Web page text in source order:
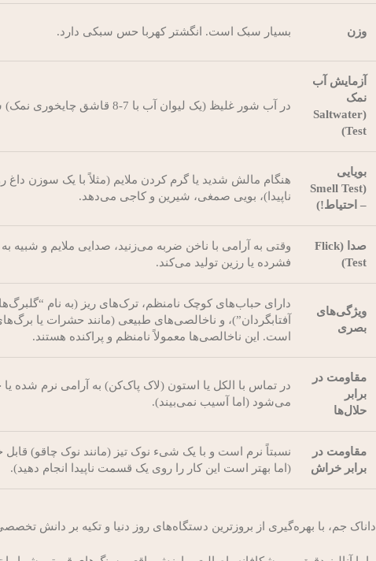
وزن بسیار سبک است. انگشتر کهربا حس سبکی دارد.
آزمایش آب
نمک
(Saltwater
Test)
در آب شور غلیظ (یک لیوان آب با 7-8 قاشق چایخوری نمک) شناور می‌ماند.
بویایی
(Smell Test
– احتیاط!)
هنگام مالش شدید یا گرم کردن ملایم (مثلاً با یک سوزن
ناپیدا)، بویی صمغی، شیرین و کاجی می‌دهد.
صدا (Flick
Test)
وقتی به آرامی با ناخن ضربه می‌زنید، صدایی ملایم و شبیه به
فشرده یا رزین تولید می‌کند.
ویژگی‌های
بصری
دارای حباب‌های کوچک نامنظم، ترک‌های ریز (به نام
آفتابگردان”)، و ناخالصی‌های طبیعی (مانند حشرات یا
است. این ناخالصی‌ها معمولاً نامنظم و پراکنده هستند.
مقاومت در
برابر
حلال‌ها
در تماس با الکل یا استون (لاک پاک‌کن) به آرامی نرم شده
می‌شود (اما آسیب نمی‌بیند).
مقاومت در
برابر خراش
نسبتاً نرم است و با یک شیء نوک تیز (مانند نوک چاقو)
(اما بهتر است این کار را روی یک قسمت ناپیدا انجام دهید).
داناک جم، با بهره‌گیری از بروزترین دستگاه‌های روز دنیا و تکیه بر